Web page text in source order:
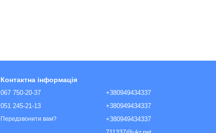
Контактна інформація
067 750-20-37
051 245-21-13
Передзвонити вам?
+380949434337
+380949434337
+380949434337